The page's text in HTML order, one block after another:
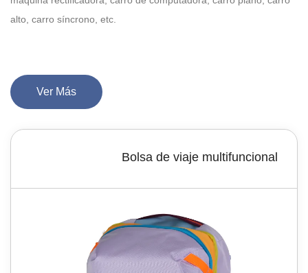
alto, carro síncrono, etc.
Ver Más
Bolsa de viaje multifuncional